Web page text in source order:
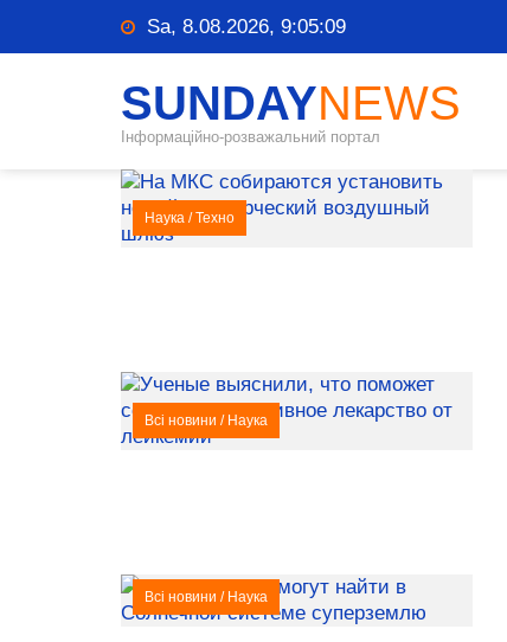
Sa, 8.08.2026, 9:05:10
SUNDAYNEWS
Інформаційно-розважальний портал
Наука /Техно
Всі новини / Наука
Всі новини / Наука